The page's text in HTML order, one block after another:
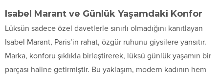
Isabel Marant ve Günlük Yaşamdaki Konfor
Lüksün sadece özel davetlerle sınırlı olmadığını kanıtlayan
Isabel Marant, Paris’in rahat, özgür ruhunu giysilere yansıtır.
Marka, konforu şıklıkla birleştirerek, lüksü günlük yaşamın bir
parçası haline getirmiştir. Bu yaklaşım, modern kadının hem